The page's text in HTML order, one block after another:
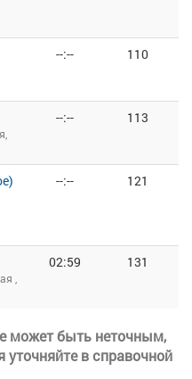
--:-- 110
--:-- 113
--:-- 121
,
02:59 131
может быть неточным,
в справочной